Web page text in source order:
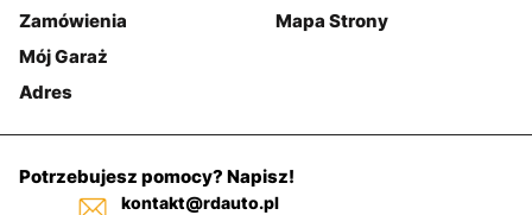
Zamówienia
Mój Garaż
Adres
Mapa Strony
Potrzebujesz pomocy? Napisz!
kontakt@rdauto.pl